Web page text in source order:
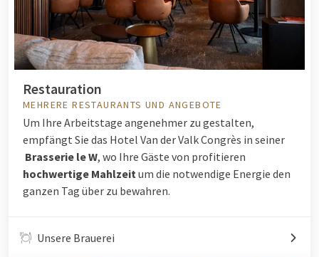
Restauration
MEHRERE RESTAURANTS UND ANGEBOTE
Um Ihre Arbeitstage angenehmer zu gestalten,
empfängt Sie das Hotel Van der Valk Congrès in seiner
Brasserie le W, wo Ihre Gäste von profitieren
hochwertige Mahlzeit um die notwendige Energie den
ganzen Tag über zu bewahren.
Unsere Brauerei